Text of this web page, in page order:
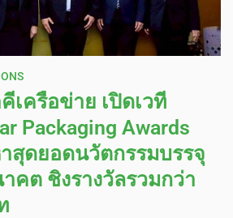
เครือข่าย เปิดเวที
Packaging Awards
สุดยอดนวัตกรรมบรรจุ
ต ชิงรางวัลรวมกว่า